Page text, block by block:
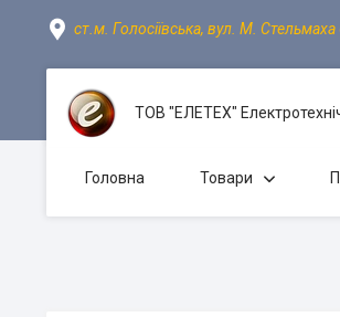
ст.м. Голосіївська, вул. М. Стельмаха
ТОВ "ЕЛЕТЕХ"
Головна Товари